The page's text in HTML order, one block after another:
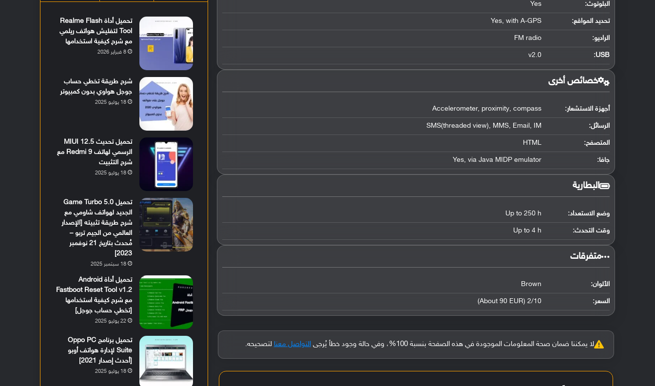
البلوتوث:
Yes
تحديد المواقع:
Yes, with A-GPS
الراديو: FM radio
USB
:
v2.0
خصائص أخرى
أجهزة الاستشعار: Accelerometer, proximity, compass
الرسائل: SMS(threaded view), MMS, Email, IM
المتصفح: HTML
جافا: Yes, via Java MIDP emulator
البطارية
وضع الاستعداد: Up to 250 h
وقت التحدث: Up to 4 h
‏متفرقات‏
الألوان: Brown
السعر: 2/10 (About 90 EUR)
لا يمكننا ضمان صحة المعلومات الموجودة في هذه الصفحة بنسبة 100%، وفي حالة وجود خطأ يُرجى التواصل معنا لتصحيحه.
تحميل أداة Realme Flash
Tool لتفليش هواتف ريلمي
مع شرح كيفية استخدامها
8 فبراير 2026
شرح طريقة تخطي حساب
جوجل هواوي بدون كمبيوتر
18 يوليو 2025
تحميل تحديث MIUI 12.5
الرسمي لهاتف Redmi 9 مع
شرح التثبيت
18 يوليو 2025
تحميل Game Turbo 5.0
الجديد لهواتف شاومي مع
شرح طريقة تثبيته [الإصدار
العالمي من الجيم تربو –
مُحدث بتاريخ 21 نوفمبر
2023]
18 سبتمبر 2025
تحميل أداة Android
Fastboot Reset Tool v1.2
مع شرح كيفية استخدامها
[تخطي حساب جوجل]
22 يوليو 2025
تحميل برنامج Oppo PC
Suite لإدارة هواتف أوبو
[أحدث إصدار 2021]
18 يوليو 2025